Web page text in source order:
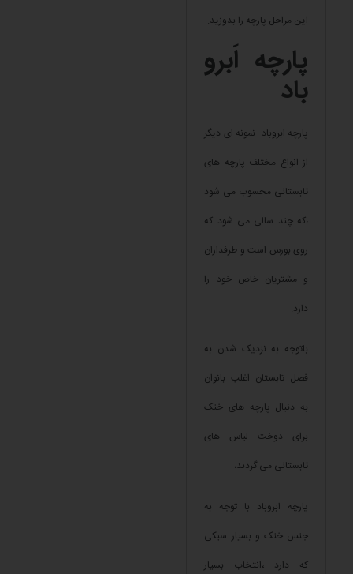
این مراحل پارچه را بدوزید.
پارچه اَبرو
باد
پارچه ابروباد نمونه ای دیگر
از انواع مختلف پارچه های
تابستانی محسوب می شود
،که چند سالی می شود که
روی بورس است و طرفداران
و مشتریان خاص خود را
دارد.
باتوجه به نزدیک شدن به
فصل تابستان اغلب بانوان
به دنبال پارچه های خنک
برای دوخت لباس های
تابستانی می گردند،
پارچه ابروباد با توجه به
جنس خنک و بسیار سبکی
که دارد ،انتخاب بسیار